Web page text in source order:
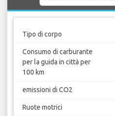
Tipo di corpo
Consumo di carburante
per la guida in città per
100 km
emissioni di CO2
Ruote motrici